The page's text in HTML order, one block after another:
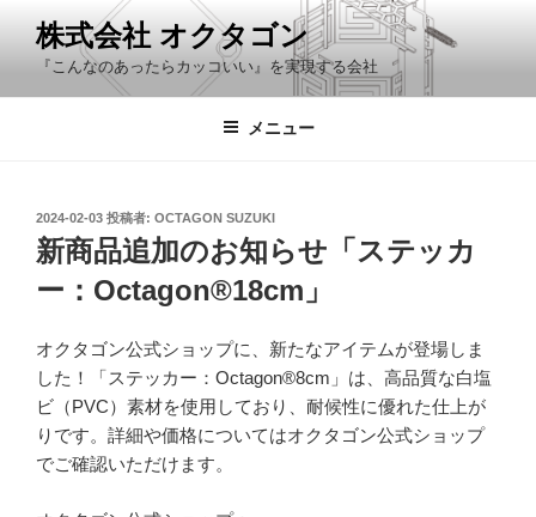
ン
株式会社 オクタゴン
『こんなのあったらカッコいい』を実現する会社
メニュー
投
稿
日:
2024-02-03 投稿者: OCTAGON SUZUKI
新商品追加のお知らせ「ステッカ
ー：Octagon®18cm」
オクタゴン公式ショップに、新たなアイテムが登場しま
した！「ステッカー：Octagon®8cm」は、高品質な白塩
ビ（PVC）素材を使用しており、耐候性に優れた仕上が
りです。詳細や価格についてはオクタゴン公式ショップ
でご確認いただけます。